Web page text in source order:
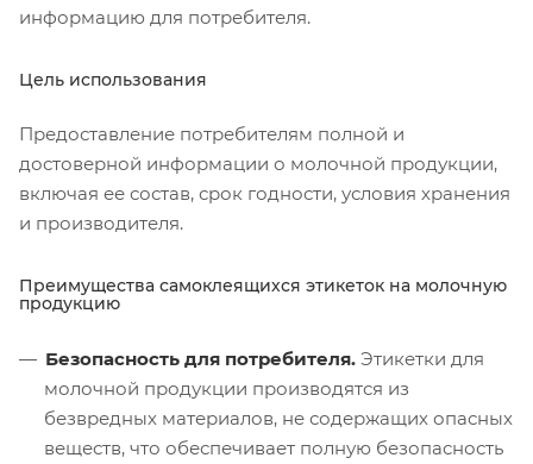
информацию для потребителя.
Цель использования
Предоставление потребителям полной и
достоверной информации о молочной продукции,
включая ее состав, срок годности, условия хранения
и производителя.
Преимущества самоклеящихся этикеток на молочную
продукцию
Безопасность для потребителя. Этикетки для
молочной продукции производятся из
безвредных материалов, не содержащих опасных
веществ, что обеспечивает полную безопасность